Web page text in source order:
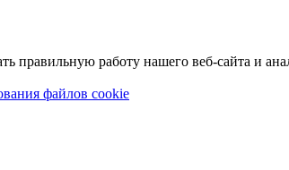
правильную работу нашего веб-сайта и
файлов cookie